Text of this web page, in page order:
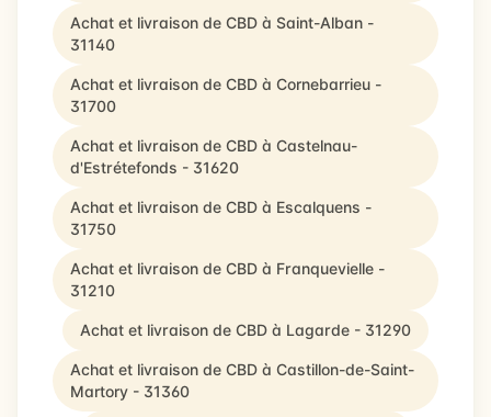
Achat et livraison de CBD à Saint-Alban -
31140
Achat et livraison de CBD à Cornebarrieu -
31700
Achat et livraison de CBD à Castelnau-
d'Estrétefonds - 31620
Achat et livraison de CBD à Escalquens -
31750
Achat et livraison de CBD à Franquevielle -
31210
Achat et livraison de CBD à Lagarde - 31290
Achat et livraison de CBD à Castillon-de-Saint-
Martory - 31360